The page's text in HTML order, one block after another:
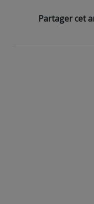
Partager cet